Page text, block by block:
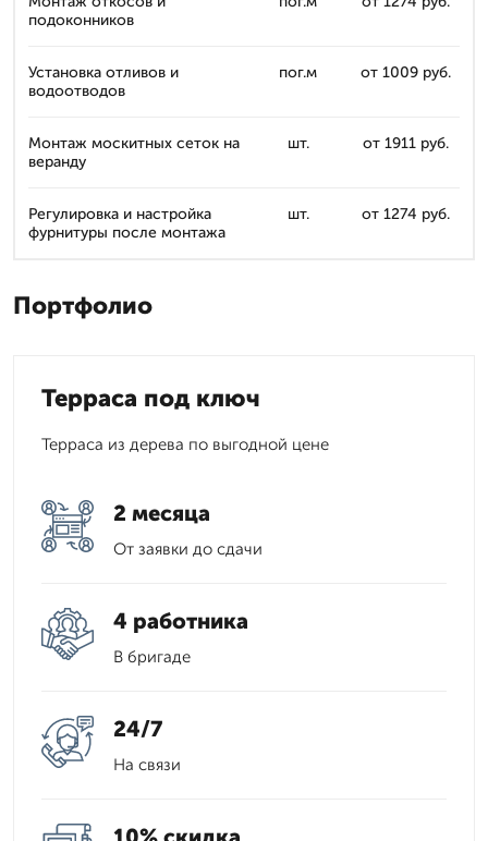
подоконников
Установка отливов и
водоотводов
пог.м от 1009 руб.
Монтаж москитных сеток на
веранду
шт. от 1911 руб.
Регулировка и настройка
фурнитуры после монтажа
шт. от 1274 руб.
Портфолио
Терраса под ключ
Терраса из дерева по выгодной цене
2 месяца
От заявки до сдачи
4 работника
В бригаде
24/7
На связи